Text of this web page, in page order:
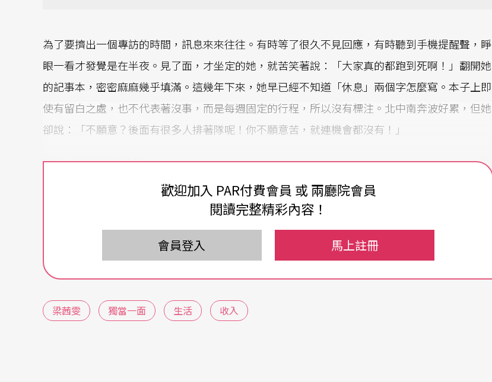
為了要擠出一個專訪的時間，訊息來來往往。有時等了很久不見回應，有時聽到手機提醒聲，睜
眼一看才發覺是在半夜。見了面，才坐定的她，就苦笑著說：「大家真的都跑到死啊！」翻開她
的記事本，密密麻麻幾乎填滿。這幾年下來，她早已經不知道「休息」兩個字怎麼寫。本子上即
使有留白之處，也不代表著沒事，而是每週固定的行程，所以沒有標注。北中南奔波好累，但她
卻說：「不願意？後面有很多人排著隊呢！你不願意苦，就連機會都沒有！」
賺錢之前 得先賺名聲
梁茜雯，十四歲就隻身前往維也納學習，以最高點數成績考取國立維也納音
樂暨表演藝術大學，師從前維也納愛樂首席暨阿班貝爾格絃樂四重奏創團者Günter Pichler教
授。她的優異，讓教授稱讚為卅年教學生涯中最具天分與潛力的學生。畢業後又赴德國柏林藝術
大學進修，師事前北德交響樂團首席Uwe-Martin Haiberg教授，取得小提琴演奏碩士學位，並獲
直升就讀最高小提琴獨奏家文憑。旅歐期間受邀在知名音樂廳與重量級音樂家合作演出、錄音，
被譽為音樂界閃亮的新秀。
歡迎加入 PAR付費會員 或 兩廳院會員
閱讀完整精彩內容！
會員登入 馬上註冊
梁茜雯 獨當一面 生活 收入